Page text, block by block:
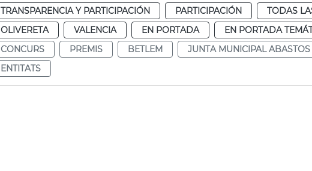
TRANSPARENCIA Y PARTICIPACIÓN PARTICIPACIÓN TODAS
OLIVERETA
VALENCIA EN PORTADA EN PORTADA
CONCURS
PREMIS BETLEM JUNTA MUNICIPAL ABASTOS
ENTITATS